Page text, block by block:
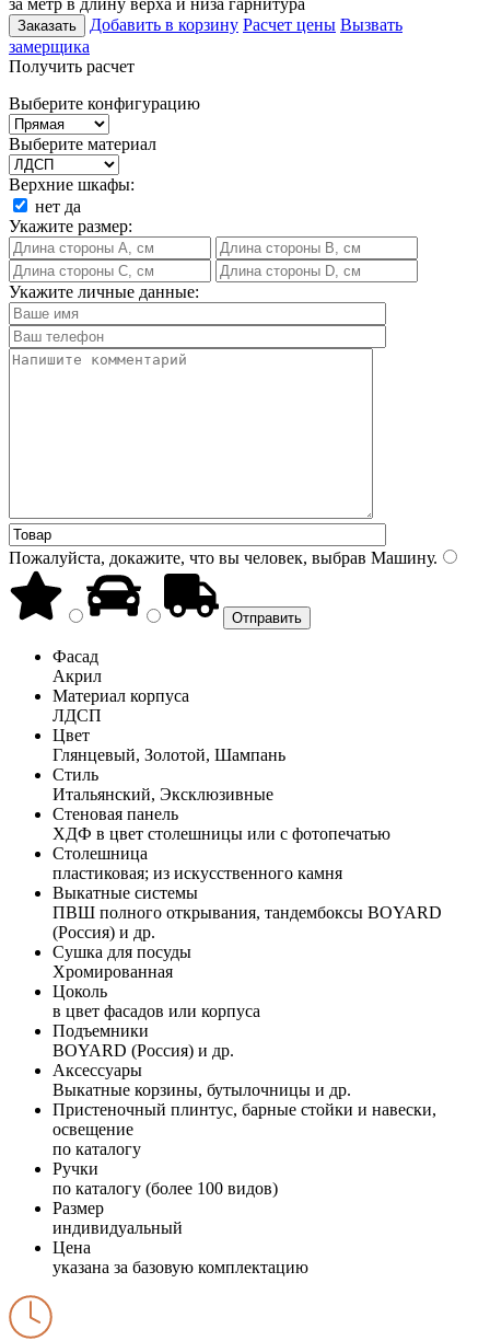
Заказать Добавить в корзину Расчет цены Вызвать
замерщика
Получить расчет
Выберите конфигурацию
Выберите материал
Верхние шкафы:
нет да
Укажите размер:
Укажите личные данные:
Пожалуйста, докажите, что вы человек, выбрав Машину.
Фасад
Акрил
Материал корпуса
ЛДСП
Цвет
Глянцевый, Золотой, Шампань
Стиль
Итальянский, Эксклюзивные
Стеновая панель
ХДФ в цвет столешницы или с фотопечатью
Столешница
пластиковая; из искусственного камня
Выкатные системы
ПВШ полного открывания, тандембоксы BOYARD
(Россия) и др.
Сушка для посуды
Хромированная
Цоколь
в цвет фасадов или корпуса
Подъемники
BOYARD (Россия) и др.
Аксессуары
Выкатные корзины, бутылочницы и др.
Пристеночный плинтус, барные стойки и навески,
освещение
по каталогу
Ручки
по каталогу (более 100 видов)
Размер
индивидуальный
Цена
указана за базовую комплектацию